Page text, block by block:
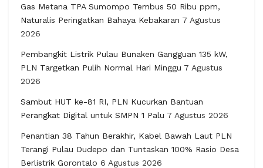
Gas Metana TPA Sumompo Tembus 50 Ribu ppm,
Naturalis Peringatkan Bahaya Kebakaran 7 Agustus
2026
Pembangkit Listrik Pulau Bunaken Gangguan 135 kW,
PLN Targetkan Pulih Normal Hari Minggu 7 Agustus
2026
Sambut HUT ke-81 RI, PLN Kucurkan Bantuan
Perangkat Digital untuk SMPN 1 Palu 7 Agustus 2026
Penantian 38 Tahun Berakhir, Kabel Bawah Laut PLN
Terangi Pulau Dudepo dan Tuntaskan 100% Rasio Desa
Berlistrik Gorontalo 6 Agustus 2026